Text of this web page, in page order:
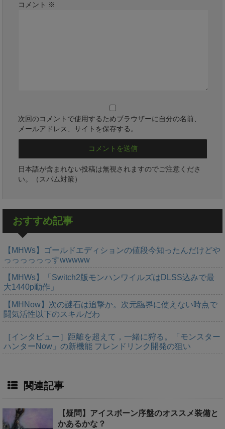
コメント ※
次回のコメントで使用するためブラウザーに自分の名前、
メールアドレス、サイトを保存する。
日本語が含まれない投稿は無視されますのでご注意くださ
い。（スパム対策）
おすすめ記事
【MHWs】ゴールドエディションの値段今知ったんだけどや
っっっっっっすwwwww
【MHWs】「Switch2版モンハンワイルズはDLSS込みで最
大1440p動作」
【MHNow】次の謎石は追撃か。次元臨界に使えない時点で
闘気活性以下のスキルだわ
［インタビュー］距離を超えて，一緒に狩る。「モンスター
ハンターNow」の新機能 フレンドリンク開発の狙い
関連記事
【疑問】アイスボーン序盤のオススメ装備と
かあるかな？